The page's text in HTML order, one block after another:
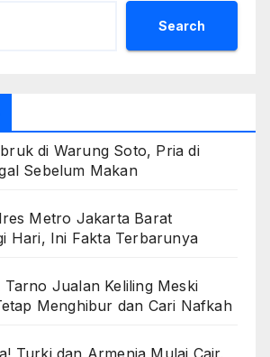
Search
di Warung Soto, Pria di
Sebelum Makan
Metro Jakarta Barat
Hari, Ini Fakta Terbarunya
Tarno Jualan Keliling Meski
Menghibur dan Cari Nafkah